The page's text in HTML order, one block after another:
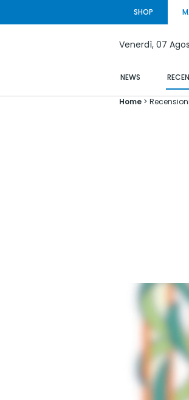
SHOP
Venerdì, 07
NEWS
Home
Recensioni